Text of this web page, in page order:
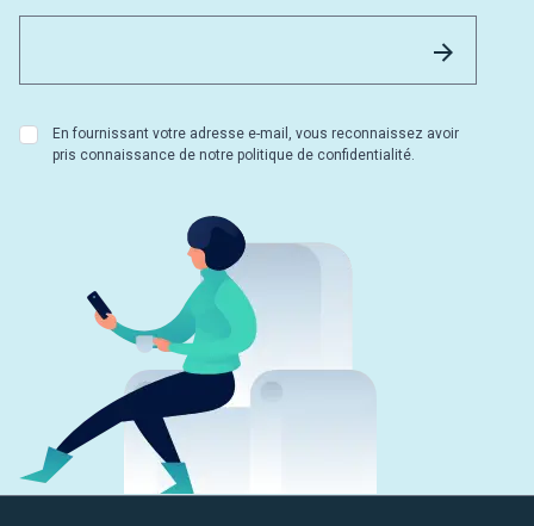
En fournissant votre adresse e-mail, vous reconnaissez avoir
pris connaissance de notre politique de confidentialité.